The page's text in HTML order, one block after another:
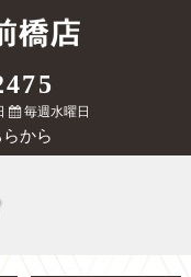
局
毎週水曜日
から